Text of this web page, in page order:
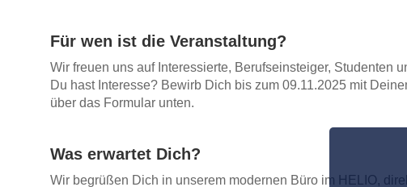
Für wen ist die Veranstaltung?
Wir freuen uns auf Interessierte, Berufseinsteiger, Studenten
Du hast Interesse? Bewirb Dich bis zum 09.11.2025 mit
über das Formular unten.
Was erwartet Dich?
Wir begrüßen Dich in unserem modernen Büro im HELIO,